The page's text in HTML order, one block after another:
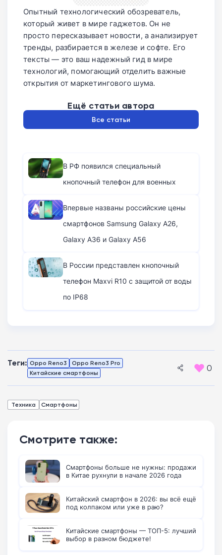
Опытный технологический обозреватель,
который живет в мире гаджетов. Он не
просто пересказывает новости, а анализирует
тренды, разбирается в железе и софте. Его
тексты — это ваш надежный гид в мире
технологий, помогающий отделить важные
открытия от маркетингового шума.
Ещё статьи автора
Все статьи
В РФ появился специальный
кнопочный телефон для военных
Впервые названы российские цены
смартфонов Samsung Galaxy A26,
Galaxy A36 и Galaxy A56
В России представлен кнопочный
телефон Maxvi R10 с защитой от воды
по IP68
Теги: Oppo Reno3
Oppo Reno3 Pro
Китайские смартфоны
0
Техника Смартфоны
Смотрите также:
Смартфоны больше не нужны: продажи
в Китае рухнули в начале 2026 года
Китайский смартфон в 2026: вы всё ещё
под колпаком или уже в раю?
Китайские смартфоны — ТОП-5: лучший
выбор в разном бюджете!